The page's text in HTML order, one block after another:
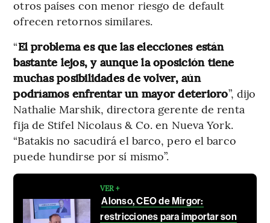
otros países con menor riesgo de default
ofrecen retornos similares.
“El problema es que las elecciones están
bastante lejos, y aunque la oposición tiene
muchas posibilidades de volver, aún
podríamos enfrentar un mayor deterioro”, dijo
Nathalie Marshik, directora gerente de renta
fija de Stifel Nicolaus & Co. en Nueva York.
“Batakis no sacudirá el barco, pero el barco
puede hundirse por sí mismo”.
VER +
Alonso, CEO de Mirgor:
restricciones para importar son